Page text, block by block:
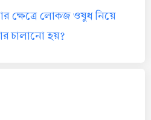
ক্ষেত্রে লোকজ ওষুধ নিয়ে
চালানো হয়?